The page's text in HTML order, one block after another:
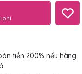
phí
tiền 200% nếu hàng